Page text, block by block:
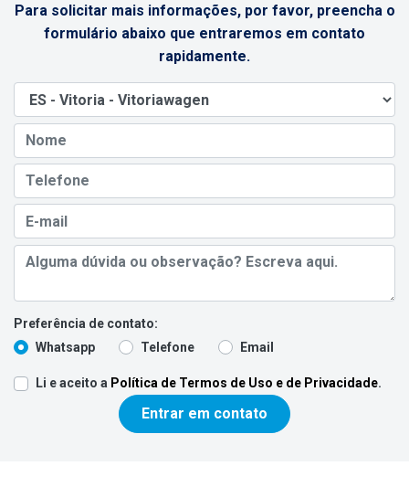
Para solicitar mais informações, por favor, preencha o
formulário abaixo que entraremos em contato
rapidamente.
Preferência de contato:
Whatsapp
Telefone Email
Li e aceito a Política de Termos de Uso e de Privacidade.
Entrar em contato